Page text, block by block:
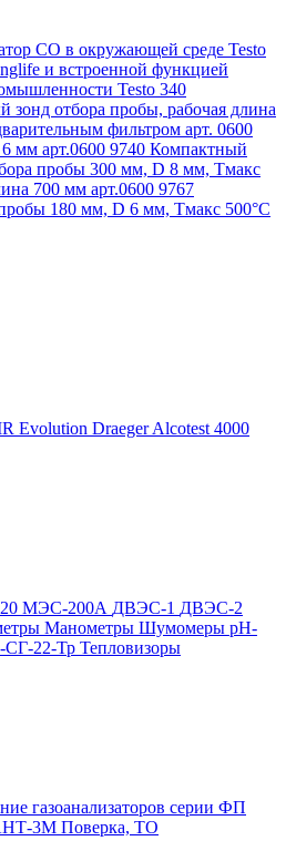
CO в окружающей среде Testo
и встроенной функцией
Testo 340
зонд отбора пробы, рабочая длина
фильтром арт. 0600
мм арт.0600 9740 Компактный
пробы 300 мм, D 8 мм, Tмакс
700 мм арт.0600 9767
180 мм, D 6 мм, Tмакс 500°С
Evolution Draeger Alcotest 4000
МЭС-200А ДВЭС-1 ДВЭС-2
Манометры Шумомеры pH-
22-Тр Тепловизоры
газоанализаторов серии ФП
АНТ-3М Поверка, ТО